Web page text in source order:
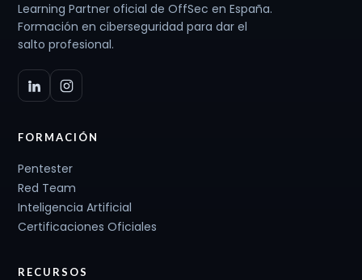
Learning Partner oficial de OffSec en España.
Formación en ciberseguridad para dar el
salto profesional.
FORMACIÓN
Pentester
Red Team
Inteligencia Artificial
Certificaciones Oficiales
RECURSOS